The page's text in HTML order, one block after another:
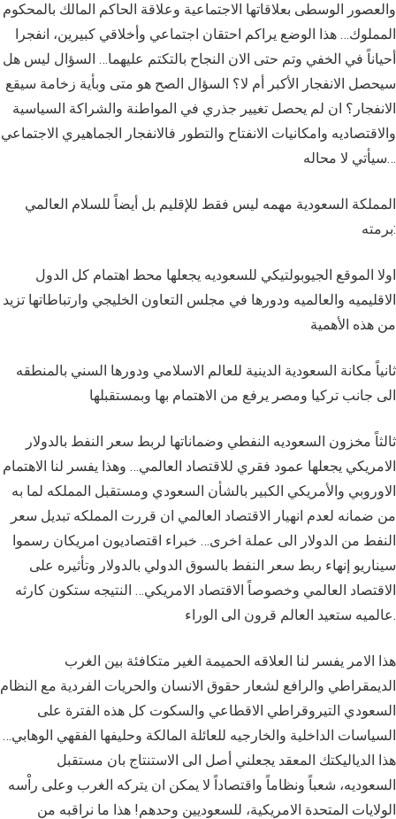
والعصور الوسطى بعلاقاتها الاجتماعية وعلاقة الحاكم المالك بالمحكوم
المملوك… هذا الوضع يراكم احتقان اجتماعي وأخلاقي كبيرين، انفجرا
أحياناً في الخفي وتم حتى الان النجاح بالتكتم عليهما… السؤال ليس هل
سيحصل الانفجار الأكبر أم لا؟ السؤال الصح هو متى وبأية زخامة سيقع
الانفجار؟ ان لم يحصل تغيير جذري في المواطنة والشراكة السياسية
والاقتصاديه وامكانيات الانفتاح والتطور فالانفجار الجماهيري الاجتماعي
سيأتي لا محاله…
المملكة السعودية مهمه ليس فقط للإقليم بل أيضاً للسلام العالمي
برمته:
اولا الموقع الجيوبولتيكي للسعوديه يجعلها محط اهتمام كل الدول
الاقليميه والعالميه ودورها في مجلس التعاون الخليجي وارتباطاتها تزيد
من هذه الأهمية
ثانياً مكانة السعودية الدينية للعالم الاسلامي ودورها السني بالمنطقه
الى جانب تركيا ومصر يرفع من الاهتمام بها وبمستقبلها
ثالثاً مخزون السعوديه النفطي وضماناتها لربط سعر النفط بالدولار
الامريكي يجعلها عمود فقري للاقتصاد العالمي… وهذا يفسر لنا الاهتمام
الاوروبي والأمريكي الكبير بالشأن السعودي ومستقبل المملكه لما به
من ضمانه لعدم انهيار الاقتصاد العالمي ان قررت المملكه تبديل سعر
النفط من الدولار الى عملة اخرى… خبراء اقتصاديون امريكان رسموا
سيناريو إنهاء ربط سعر النفط بالسوق الدولي بالدولار وتأثيره على
الاقتصاد العالمي وخصوصاً الاقتصاد الامريكي… النتيجه ستكون كارثه
عالميه ستعيد العالم قرون الى الوراء.
هذا الامر يفسر لنا العلاقه الحميمة الغير متكافئة بين الغرب
الديمقراطي والرافع لشعار حقوق الانسان والحريات الفردية مع النظام
السعودي التيروقراطي الاقطاعي والسكوت كل هذه الفترة على
السياسات الداخلية والخارجيه للعائلة المالكة وحليفها الفقهي الوهابي…
هذا الدياليكتك المعقد يجعلني أصل الى الاستنتاج بان مستقبل
السعوديه، شعباً ونظاماً واقتصاداً لا يمكن ان يتركه الغرب وعلى راْسه
الولايات المتحدة الامريكية، للسعوديين وحدهم! هذا ما نراقبه من